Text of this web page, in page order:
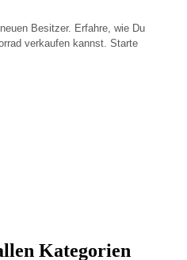
Besitzer. Erfahre, wie Du
verkaufen kannst. Starte
Kategorien